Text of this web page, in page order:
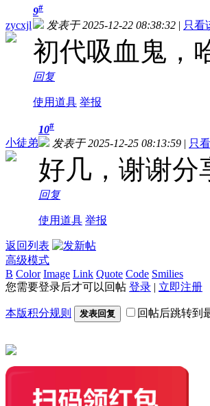
zycxjl
9#
发表于 2025-12-22 08:38:32 | 只看
初代吸血鬼，
回复
使用道具 举报
小徒弟
10#
发表于 2025-12-25 08:13:59 | 只
好几，谢谢分
回复
使用道具 举报
返回列表
高级模式
B Color Image Link Quote Code Smilies
您需要登录后才可以回帖 登录 | 立即注册
本版积分规则 发表回复 回帖后跳转到